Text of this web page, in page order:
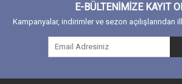
E-BÜLTENİMİZE KAYIT
Kampanyalar, indirimler ve sezon açılışlarından